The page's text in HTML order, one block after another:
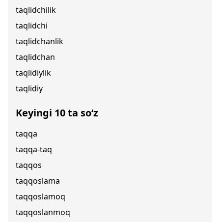
taqlidchilik
taqlidchi
taqlidchanlik
taqlidchan
taqlidiylik
taqlidiy
Keyingi 10 ta so‘z
taqqa
taqqa-taq
taqqos
taqqoslama
taqqoslamoq
taqqoslanmoq